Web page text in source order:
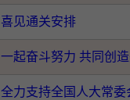
喜见通关安排
一起奋斗努力 共同创
全力支持全国人大常